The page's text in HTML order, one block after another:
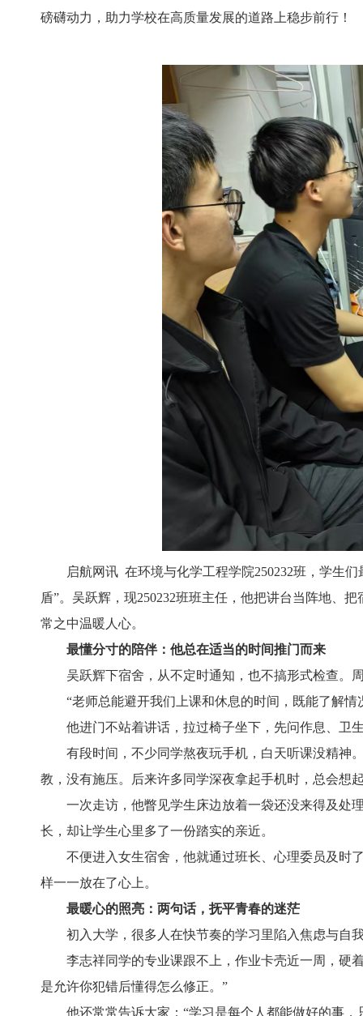
磅礴动力，助力学校在高质量发展的道路上稳步前行！
启航网讯 在环境与化学工程学院250232班，学生
盾”。吴跃辉，现250232班班主任，他把讲台当阵地、
常之中温暖人心。
最懂分寸的陪伴：他总在适当的时间推门而来
吴跃辉下宿舍，从不定时通知，也不搞形式检查。
“老师总能避开我们上课和休息的时间，既能了解
他进门不站着讲话，拉过椅子坐下，先问作息、卫
有段时间，不少同学熬夜玩手机，白天听课没精神
教，没有施压。后来许多同学深夜拿起手机时，总会想
一次走访，他瞥见学生床边放着一袋还没来得及处
长，却让学生心里多了一份踏实的亲近。
不便进入女生宿舍，他就通过班长、心理委员及时
样一一放在了心上。
最暖心的照亮：两句话，抚平青春的迷茫
初入大学，很多人在快节奏的学习里陷入焦虑与自
李志祥同学的专业课跟不上，作业卡壳近一周，硬
是允许你犯错后懂得怎么修正。”
他还常常告诉大家：“学习是每个人都能做好的事